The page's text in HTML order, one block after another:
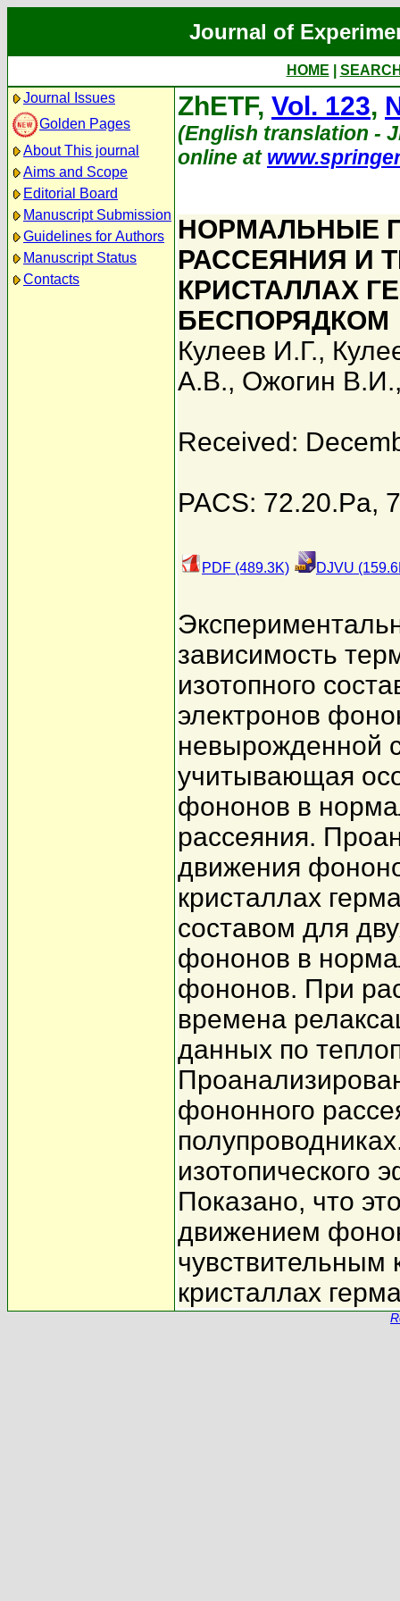
Journal of
HOME
Journal Issues
Golden Pages
About This journal
Aims and Scope
Editorial Board
Manuscript Submission
Guidelines for Authors
Manuscript Status
Contacts
ZhETF, Vol. 123,
(English translation -
online at
НОРМАЛЬНЫЕ
РАССЕЯНИЯ И
КРИСТАЛЛАХ
БЕСПОРЯДКОМ
Кулеев И.Г.,
А.В., Ожогин В.И.
Received:
PACS: 72.20.Pa,
PDF (489.3K) DJVU
зависимость
изотопного
электронов
невырожденной
учитывающая
фононов в
рассеяния.
движения
кристаллах
составом для
фононов в
фононов. При
времена
данных по
фононного
изотопического
Показано, что
движением
чувствительным
кристаллах